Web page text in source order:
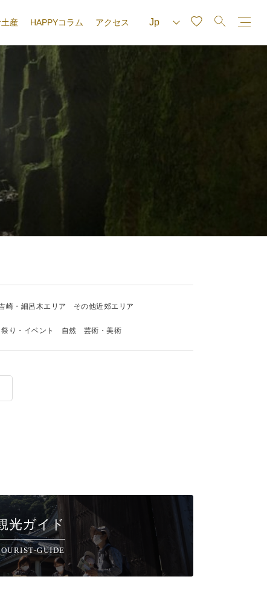
土産 HAPPYコラム アクセス
崎・細呂木エリア その他近郊エリア
祭り・イベント 自然 芸術・美術
光ガイド
GUIDE